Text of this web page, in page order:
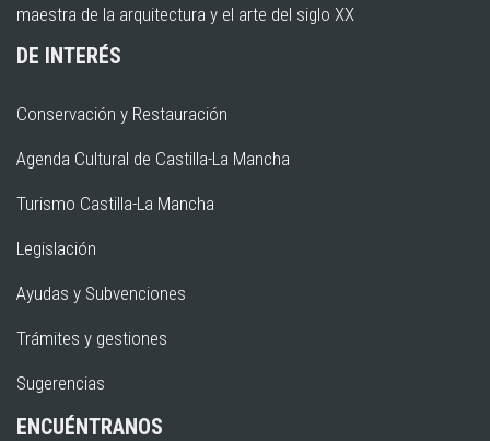
maestra de la arquitectura y el arte del siglo XX
DE INTERÉS
Conservación y Restauración
Agenda Cultural de Castilla-La Mancha
Turismo Castilla-La Mancha
Legislación
Ayudas y Subvenciones
Trámites y gestiones
Sugerencias
ENCUÉNTRANOS